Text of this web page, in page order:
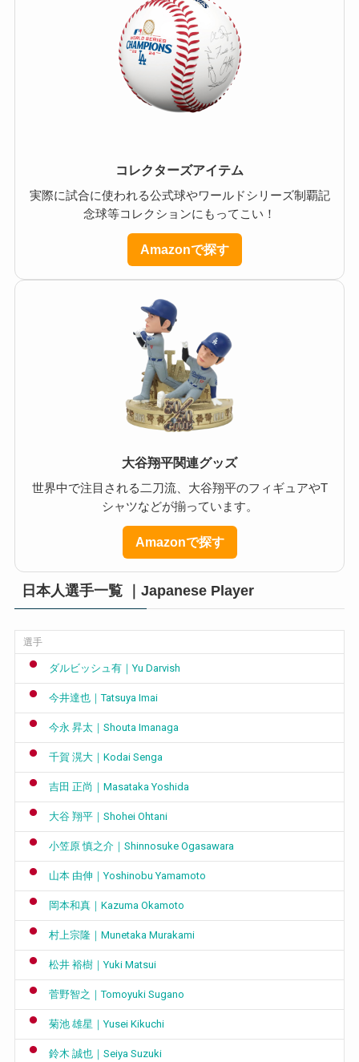
コレクターズアイテム
実際に試合に使われる公式球やワールドシリーズ制覇記
念球等コレクションにもってこい！
Amazonで探す
大谷翔平関連グッズ
世界中で注目される二刀流、大谷翔平のフィギュアやT
シャツなどが揃っています。
Amazonで探す
日本人選手一覧 ｜Japanese Player
選手
ダルビッシュ有｜Yu Darvish
今井達也｜Tatsuya Imai
今永 昇太｜Shouta Imanaga
千賀 滉大｜Kodai Senga
吉田 正尚｜Masataka Yoshida
大谷 翔平｜Shohei Ohtani
小笠原 慎之介｜Shinnosuke Ogasawara
山本 由伸｜Yoshinobu Yamamoto
岡本和真｜Kazuma Okamoto
村上宗隆｜Munetaka Murakami
松井 裕樹｜Yuki Matsui
菅野智之｜Tomoyuki Sugano
菊池 雄星｜Yusei Kikuchi
鈴木 誠也｜Seiya Suzuki